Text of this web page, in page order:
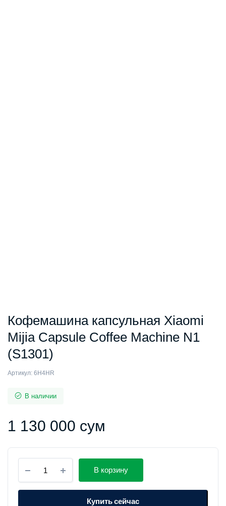
Кофемашина капсульная Xiaomi
Mijia Capsule Coffee Machine N1
(S1301)
Артикул: 6H4HR
В наличии
1 130 000 сум
капсульная
Xiaomi
Mijia
В корзину
Купить сейчас